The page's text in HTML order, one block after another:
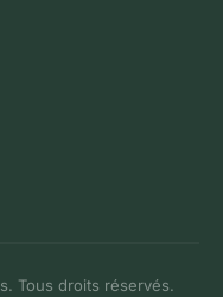
Tous droits réservés.